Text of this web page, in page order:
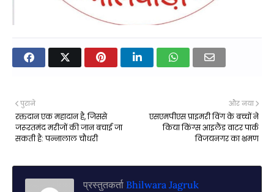
और नया
एसएमपीएस प्राइमरी विंग के बच्चों ने
किया किंग्स आइलैंड वाटर पार्क
विजयनगर का भ्रमण
पुराने
रक्तदान एक महादान है, जिससे
जरूरतमंद मरीजों की जान बचाई जा
सकती है: पन्नालाल चौधरी
प्रस्तुतकर्ता Bhilwara Jagruk